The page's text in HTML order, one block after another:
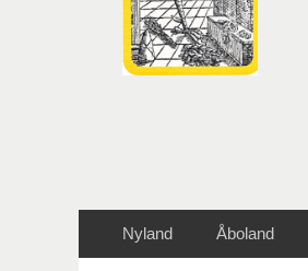
Sekundär
Nyland Åboland